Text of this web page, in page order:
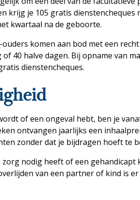
krijg je 105 gratis dienstencheques
kwartaal na de geboorte.
komen aan bod met een
40 halve dagen. Bij opname van
dienstencheques.
of een ongeval hebt, ben je
ontvangen jaarlijks een
zonder dat je bijdragen hoeft te
zorg nodig heeft of een gehandicapt
van een partner of kind is